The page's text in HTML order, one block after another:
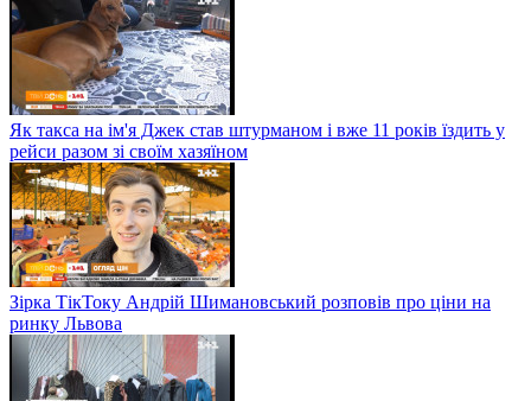
Як такса на ім'я Джек став штурманом і вже 11 років їздить у
рейси разом зі своїм хазяїном
Зірка ТікТоку Андрій Шимановський розповів про ціни на
ринку Львова